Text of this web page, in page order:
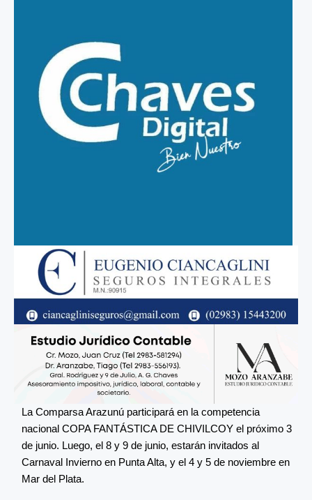
La Comparsa Arazunú participará en la competencia
nacional COPA FANTÁSTICA DE CHIVILCOY el próximo 3
de junio. Luego, el 8 y 9 de junio, estarán invitados al
Carnaval Invierno en Punta Alta, y el 4 y 5 de noviembre en
Mar del Plata.